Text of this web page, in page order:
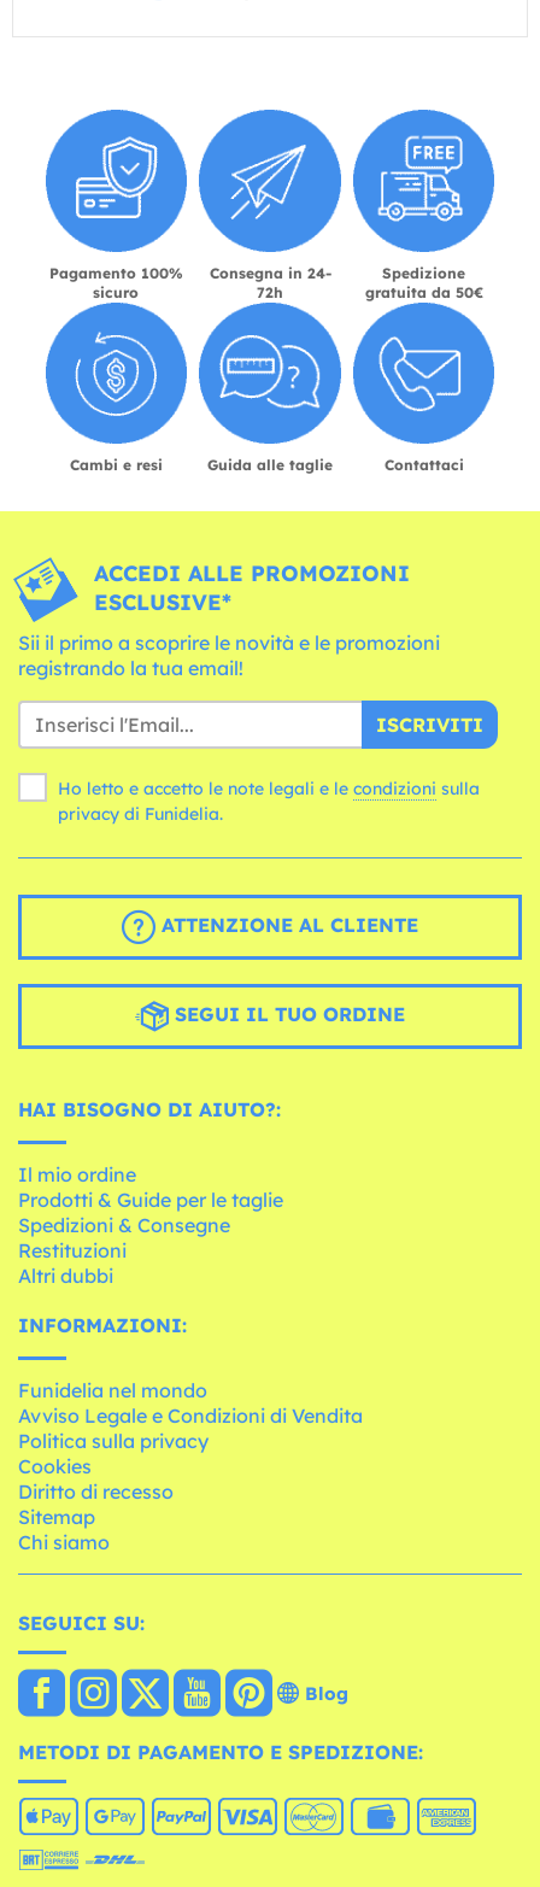
Pagamento 100%
sicuro
Consegna in 24-
72h
Spedizione
gratuita da 50€
Cambi e resi Guida alle taglie Contattaci
ACCEDI ALLE PROMOZIONI
ESCLUSIVE*
Sii il primo a scoprire le novità e le promozioni
registrando la tua email!
ISCRIVITI
Ho letto e accetto le note legali e le condizioni
privacy di Funidelia.
ATTENZIONE AL CLIENTE
SEGUI IL TUO ORDINE
HAI BISOGNO DI AIUTO?:
Il mio ordine
Prodotti & Guide per le taglie
Spedizioni & Consegne
Restituzioni
Altri dubbi
INFORMAZIONI:
Funidelia nel mondo
Avviso Legale e Condizioni di Vendita
Politica sulla privacy
Cookies
Diritto di recesso
Sitemap
Chi siamo
SEGUICI SU:
Blog
METODI DI PAGAMENTO E SPEDIZIONE: